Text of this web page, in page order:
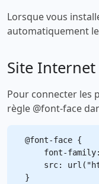
Lorsque vous
automatiquement
Site Internet
Pour connecter les
règle @font-face
@font-face {
font-
src:
}